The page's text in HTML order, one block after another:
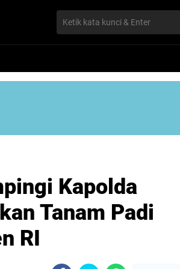
Kapolda
Tanam Padi
RI